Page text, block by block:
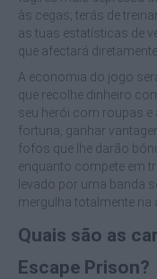
às cegas; terás de
as tuas estatísticas de
que afectará
A economia do jogo
que recolhe dinheiro
seu herói com roupas
fortuna, ganhar
fofos que lhe darão
enquanto compete em
levado por uma banda
mergulha totalmente na
Quais são as
Escape Prison?